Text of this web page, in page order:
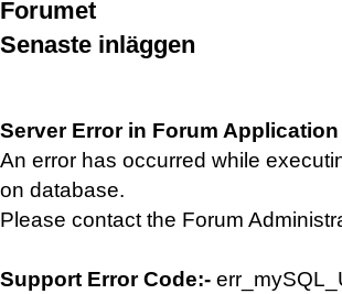
Forumet
Senaste inläggen
Server Error in Forum Application
An error has occurred while
on database.
Please contact the Forum
Support Error Code:-